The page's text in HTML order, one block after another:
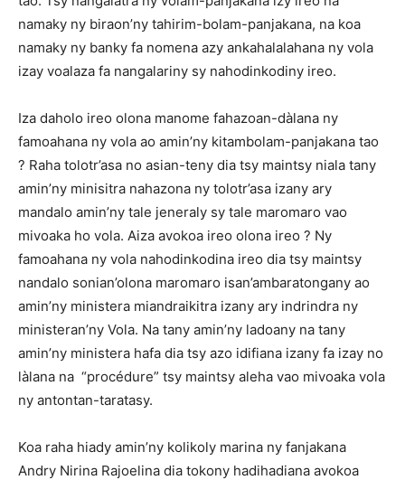
namaky ny biraon’ny tahirim-bolam-panjakana, na koa
namaky ny banky fa nomena azy ankahalalahana ny vola
izay voalaza fa nangalariny sy nahodinkodiny ireo.
Iza daholo ireo olona manome fahazoan-dàlana ny
famoahana ny vola ao amin’ny kitambolam-panjakana tao
? Raha tolotr’asa no asian-teny dia tsy maintsy niala tany
amin’ny minisitra nahazona ny tolotr’asa izany ary
mandalo amin’ny tale jeneraly sy tale maromaro vao
mivoaka ho vola. Aiza avokoa ireo olona ireo ? Ny
famoahana ny vola nahodinkodina ireo dia tsy maintsy
nandalo sonian’olona maromaro isan’ambaratongany ao
amin’ny ministera miandraikitra izany ary indrindra ny
ministeran’ny Vola. Na tany amin’ny ladoany na tany
amin’ny ministera hafa dia tsy azo idifiana izany fa izay no
làlana na “procédure” tsy maintsy aleha vao mivoaka vola
ny antontan-taratasy.
Koa raha hiady amin’ny kolikoly marina ny fanjakana
Andry Nirina Rajoelina dia tokony hadihadiana avokoa